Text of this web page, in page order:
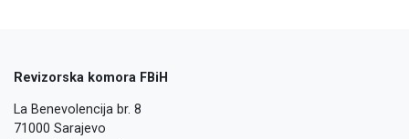
Revizorska komora FBiH
La Benevolencija br. 8
71000 Sarajevo